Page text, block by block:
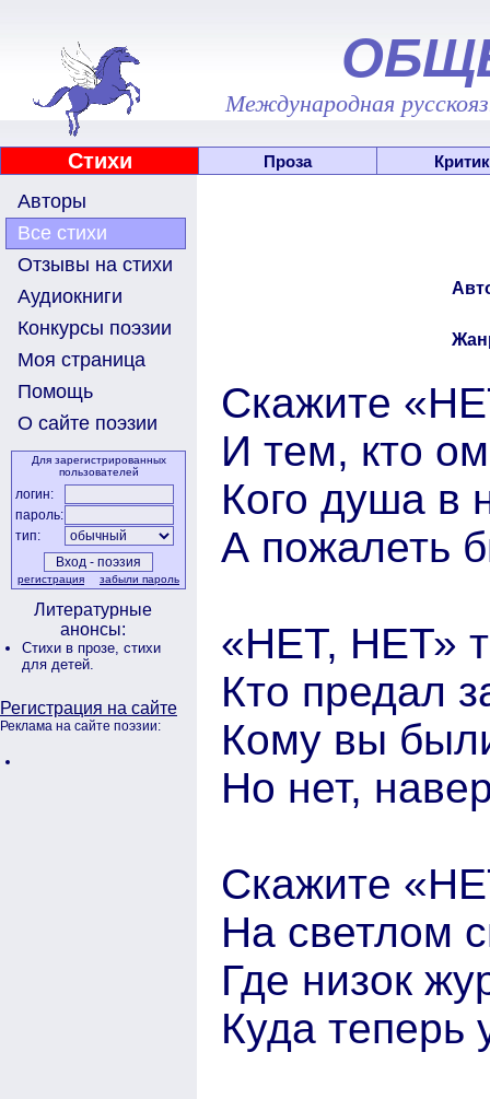
Международная
Стихи Проза
Авторы
Все стихи
Отзывы на стихи
Аудиокниги
Конкурсы поэзии
Моя страница
Помощь
О сайте поэзии
Для зарегистрированных
пользователей
логин:
пароль:
тип:
регистрация забыли пароль
Литературные
анонсы:
Стихи в прозе, стихи
для детей.
Регистрация на сайте
Реклама на сайте поэзии:
Скажите
И тем, кто
Кого душа в
А пожалеть
«НЕТ, НЕТ»
Кто предал
Кому вы
Но нет,
Скажите
На светлом
Где низок
Куда теперь